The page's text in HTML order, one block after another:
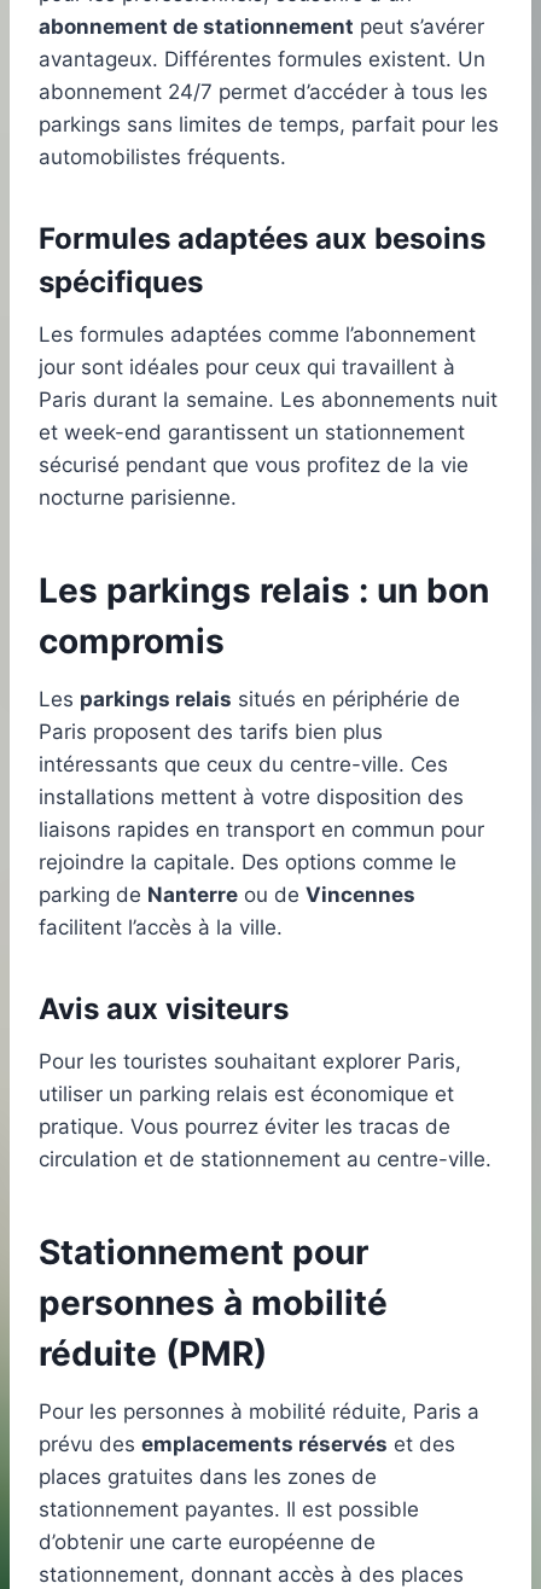
abonnement de stationnement peut s’avérer
avantageux. Différentes formules existent. Un
abonnement 24/7 permet d’accéder à tous les
parkings sans limites de temps, parfait pour les
automobilistes fréquents.
Formules adaptées aux besoins
spécifiques
Les formules adaptées comme l’abonnement
jour sont idéales pour ceux qui travaillent à
Paris durant la semaine. Les abonnements nuit
et week-end garantissent un stationnement
sécurisé pendant que vous profitez de la vie
nocturne parisienne.
Les parkings relais : un bon
compromis
Les parkings relais situés en périphérie de
Paris proposent des tarifs bien plus
intéressants que ceux du centre-ville. Ces
installations mettent à votre disposition des
liaisons rapides en transport en commun pour
rejoindre la capitale. Des options comme le
parking de Nanterre ou de Vincennes
facilitent l’accès à la ville.
Avis aux visiteurs
Pour les touristes souhaitant explorer Paris,
utiliser un parking relais est économique et
pratique. Vous pourrez éviter les tracas de
circulation et de stationnement au centre-ville.
Stationnement pour
personnes à mobilité
réduite (PMR)
Pour les personnes à mobilité réduite, Paris a
prévu des emplacements réservés et des
places gratuites dans les zones de
stationnement payantes. Il est possible
d’obtenir une carte européenne de
stationnement, donnant accès à des places